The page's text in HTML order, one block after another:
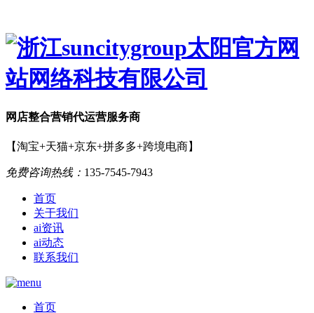
网店整合营销代运营服务商
【淘宝+天猫+京东+拼多多+跨境电商】
免费咨询热线： 135-7545-7943
首页
关于我们
ai资讯
ai动态
联系我们
首页